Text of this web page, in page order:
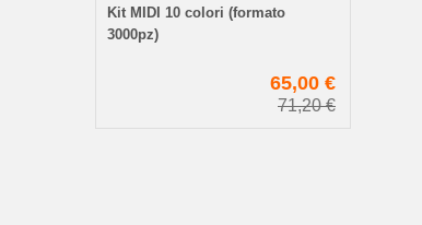
Kit MIDI 10 colori (formato
3000pz)
65,00 €
71,20 €